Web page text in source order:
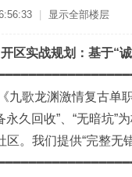
显示全部楼层
开区实战规划：基于“
九歌龙渊激情复古单
永久回收”、“无暗坑”
。我们提供“完整无